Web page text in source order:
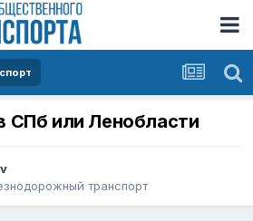
СПб или Ленобласти
транспорт